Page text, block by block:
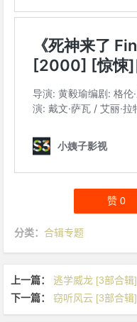
赞0
分类： 合辑专题
上一篇：
逃学威龙 [3部合辑]
下一篇：
窃听风云 [3部合辑]